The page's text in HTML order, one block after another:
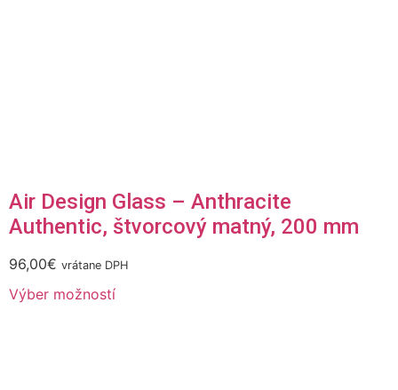
Air Design Glass – Anthracite
Authentic, štvorcový matný, 200 mm
96,00€ vrátane DPH
Výber možností